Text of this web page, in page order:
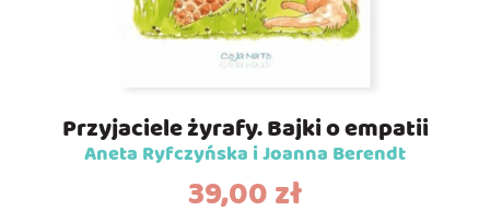
Przyjaciele żyrafy. Bajki o empatii
Aneta Ryfczyńska i Joanna Berendt
39,00zł